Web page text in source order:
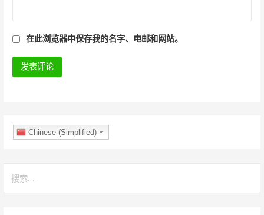
在此浏览器中保存我的名字、电邮和网站。
Chinese (Simplified)
索